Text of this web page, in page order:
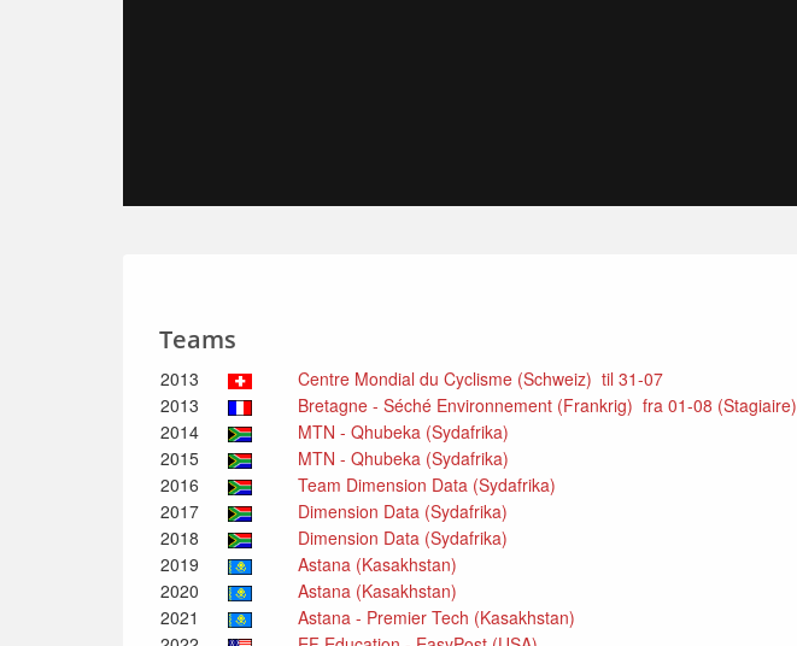
Teams
2013
Centre Mondial du Cyclisme (Schweiz) til 31-07
2013
Bretagne - Séché Environnement (Frankrig) fra 01-08 (Stagiaire)
2014
MTN - Qhubeka (Sydafrika)
2015
MTN - Qhubeka (Sydafrika)
2016
Team Dimension Data (Sydafrika)
2017
Dimension Data (Sydafrika)
2018
Dimension Data (Sydafrika)
2019
Astana (Kasakhstan)
2020
Astana (Kasakhstan)
2021
Astana - Premier Tech (Kasakhstan)